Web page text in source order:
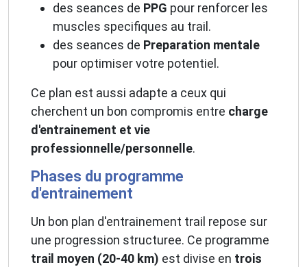
des seances de PPG pour renforcer les
muscles specifiques au trail.
des seances de Preparation mentale
pour optimiser votre potentiel.
Ce plan est aussi adapte a ceux qui
cherchent un bon compromis entre charge
d'entrainement et vie
professionnelle/personnelle.
Phases du programme
d'entrainement
Un bon plan d'entrainement trail repose sur
une progression structuree. Ce programme
trail moyen (20-40 km) est divise en trois